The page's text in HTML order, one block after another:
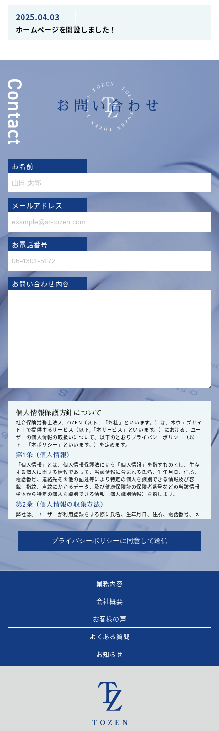
2025.04.03
ホームページを開設しました！
お問い合わせ
お名前
メールアドレス
お電話番号
お問い合わせ内容
個人情報保護方針について
社会保険労務士法人 TOZEN（以下、「弊社」といいます。）は、本ウェブサイ
ト上で提供するサービス（以下,「本サービス」といいます。）における、ユー
ザーの個人情報の取扱いについて、以下のとおりプライバシーポリシー（以
下、「本ポリシー」といいます。）を定めます。
第1条（個人情報）
「個人情報」とは、個人情報保護法にいう「個人情報」を指すものとし、生存
する個人に関する情報であって、当該情報に含まれる氏名、生年月日、住所、
電話番号、連絡先その他の記述等により特定の個人を識別できる情報及び容
貌、指紋、声紋にかかるデータ、及び健康保険証の保険者番号などの当該情報
単体から特定の個人を識別できる情報（個人識別情報）を指します。
第2条（個人情報の収集方法）
弊社は、ユーザーが利用登録をする際に氏名、生年月日、住所、電話番号、メ
ールアドレス、銀行口座番号、クレジットカード番号、運転免許証番号などの
個人情報をお尋ねすることがあります。また、ユーザーと提携先などとの間で
なされたユーザーの個人情報を含む取引記録や決済に関する情報を,弊社の提携
先（情報提供元、広告主、広告配信先などを含みます。以下、｢提携先｣といい
ます。）などから収集することがあります。
弊社が個人情報を収集・利用する目的は、以下のとおりです。
弊社のサービスの提供・運営のため
ユーザーからのお問い合わせに回答するため（本人確認を行うことを含む）
ユーザーが利用中のサービスの新機能、更新情報、キャンペーン等及び弊社
が提供する他のサービスの案内のメールを送付するため
メンテナンス、重要なお知らせなど必要に応じたご連絡のため
利用規約に違反したユーザーや、不正・不当な目的でサービスを利用しよう
とするユーザーの特定をし、ご利用をお断りするため
ユーザーにご自身の登録情報の閲覧や変更、削除、ご利用状況の閲覧を行っ
有料サービスにおいて、ユーザーに利用料金を請求するため
上記の利用目的に付随する目的
弊社は、利用目的が変更前と関連性を有すると合理的に認められる場合に限
り、個人情報の利用目的を変更するものとします。
利用目的の変更を行った場合には、変更後の目的について、弊社の所定の方
法により、ユーザーに通知し、または本ウェブサイト上に公表するものとし
業務内容
会社概要
お客様の声
よくある質問
お知らせ